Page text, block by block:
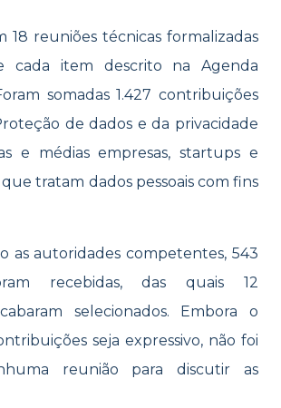
18 reuniões técnicas formalizadas
cada item descrito na Agenda
somadas 1.427 contribuições
de dados e da privacidade
e médias empresas, startups e
que tratam dados pessoais com fins
as autoridades competentes, 543
recebidas, das quais 12
selecionados. Embora o
seja expressivo, não foi
reunião para discutir as